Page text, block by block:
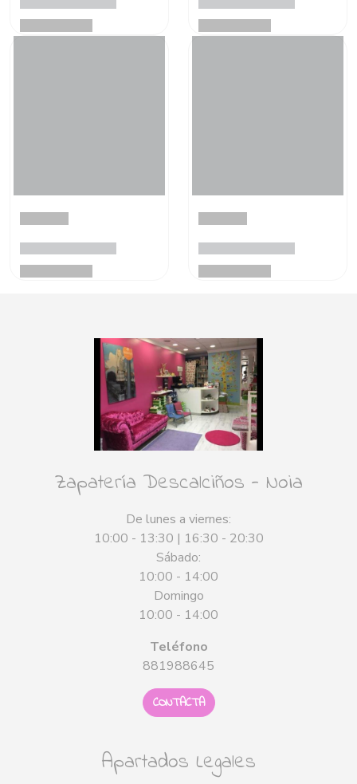
Zapatería Descalciños - Noia
De lunes a viernes:
10:00 - 13:30 | 16:30 - 20:30
Sábado:
10:00 - 14:00
Domingo
10:00 - 14:00
Teléfono
881988645
CONTACTA
Apartados Legales